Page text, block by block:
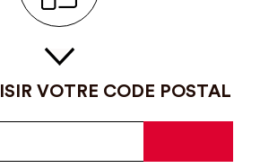
VOTRE CODE POSTAL